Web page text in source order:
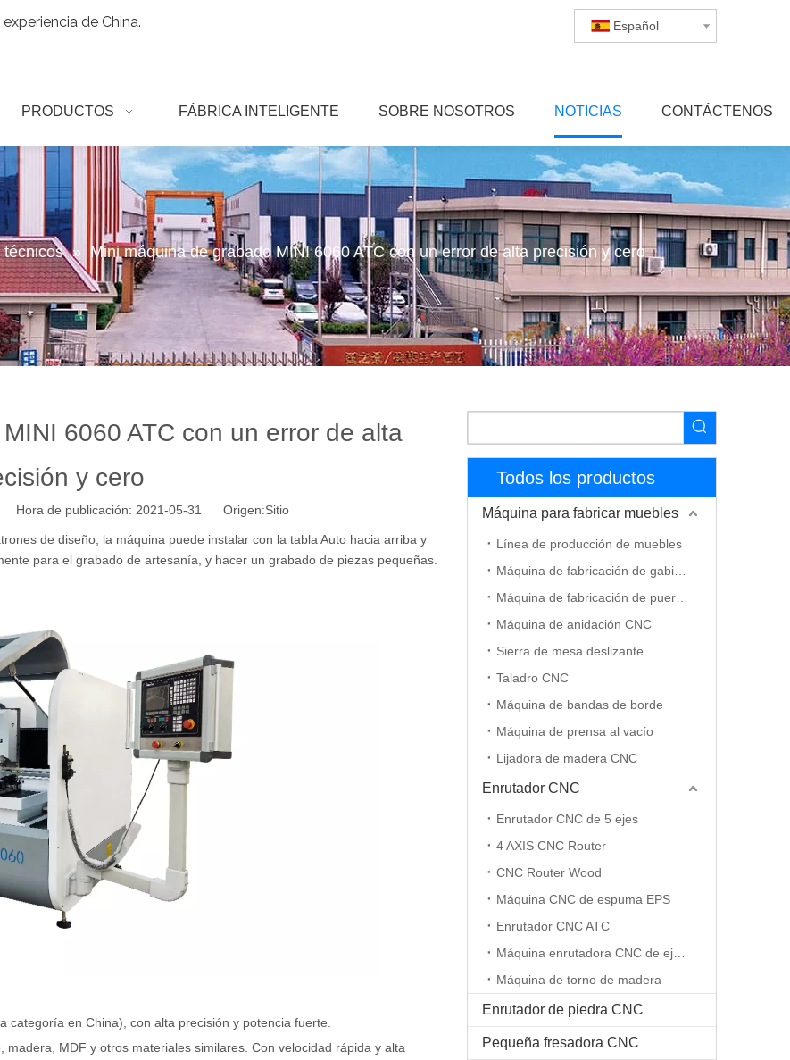
de China. Español
PRODUCTOS FÁBRICA INTELIGENTE SOBRE NOSOTROS NOTICIAS CONTÁCTENOS
» Mini máquina de grabado MINI 6060 ATC con un error de alta precisión y cero
6060 ATC con un error de alta
y cero
Hora de publicación: 2021-05-31 Origen:Sitio
de diseño, la máquina puede instalar con la tabla Auto hacia arriba y
para el grabado de artesanía, y hacer un grabado de piezas pequeñas.
en China), con alta precisión y potencia fuerte.
MDF y otros materiales similares. Con velocidad rápida y alta
Todos los productos
Máquina para fabricar muebles
Línea de producción de muebles
Máquina de anidación CNC
Sierra de mesa deslizante
Taladro CNC
Máquina de bandas de borde
Máquina de prensa al vacío
Lijadora de madera CNC
Enrutador CNC
Enrutador CNC de 5 ejes
4 AXIS CNC Router
CNC Router Wood
Máquina CNC de espuma EPS
Enrutador CNC ATC
Máquina de torno de madera
Enrutador de piedra CNC
Pequeña fresadora CNC